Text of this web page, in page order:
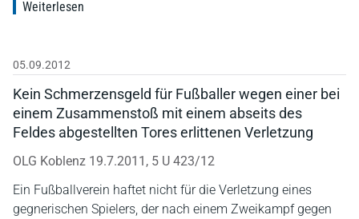
Weiterlesen
05.09.2012
Kein Schmerzensgeld für Fußballer wegen einer bei
einem Zusammenstoß mit einem abseits des
Feldes abgestellten Tores erlittenen Verletzung
OLG Koblenz 19.7.2011, 5 U 423/12
Ein Fußballverein haftet nicht für die Verletzung eines
gegnerischen Spielers, der nach einem Zweikampf gegen